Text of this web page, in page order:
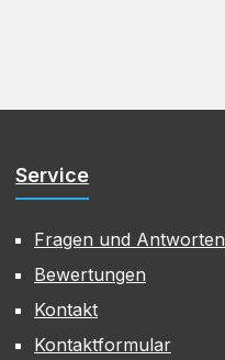
Service
Fragen und Antworten
Bewertungen
Kontakt
Kontaktformular